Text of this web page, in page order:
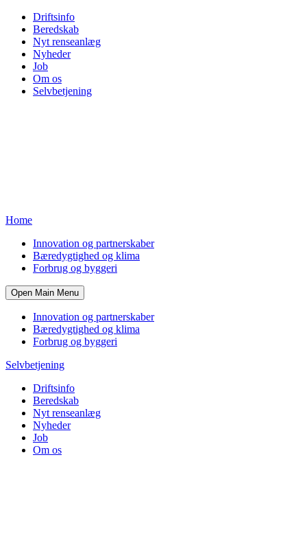
Driftsinfo
Beredskab
Nyt renseanlæg
Nyheder
Job
Om os
Selvbetjening
Home
Innovation og partnerskaber
Bæredygtighed og klima
Forbrug og byggeri
Open Main Menu
Innovation og partnerskaber
Bæredygtighed og klima
Forbrug og byggeri
Selvbetjening
Driftsinfo
Beredskab
Nyt renseanlæg
Nyheder
Job
Om os